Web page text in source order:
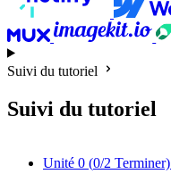
Suivi du tutoriel
Suivi du tutoriel
Unité 0 (0/2 Terminer)